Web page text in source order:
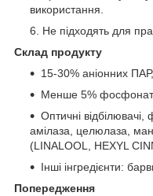
використання.
Не підходять для
Склад продукту
15-30% аніонних
Менше 5%
Оптичні
амілаза, целюлаза,
(LINALOOL, HEXYL
Інші інгредієнти:
Попередження